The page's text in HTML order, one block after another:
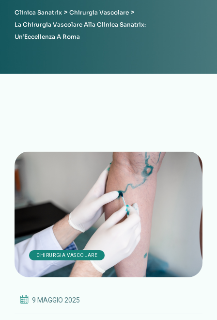
Clinica Sanatrix > Chirurgia Vascolare >
La Chirurgia Vascolare Alla Clinica Sanatrix:
Un’Eccellenza A Roma
CHIRURGIA VASCOLARE
9 MAGGIO 2025